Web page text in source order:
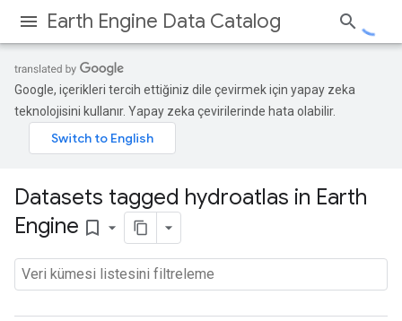
Earth Engine Data Catalog
Google, içerikleri tercih ettiğiniz dile çevirmek için yapay zeka
teknolojisini kullanır. Yapay zeka çevirilerinde hata olabilir.
Datasets tagged hydroatlas in Earth
Engine bookmark_border